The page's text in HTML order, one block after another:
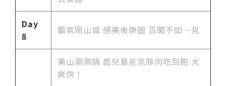
Day
8
霸氣岡山城 絕美後樂園 百聞不如一見
美山涮涮鍋 鹿兒島産黒豚肉吃到飽 大
爽快！